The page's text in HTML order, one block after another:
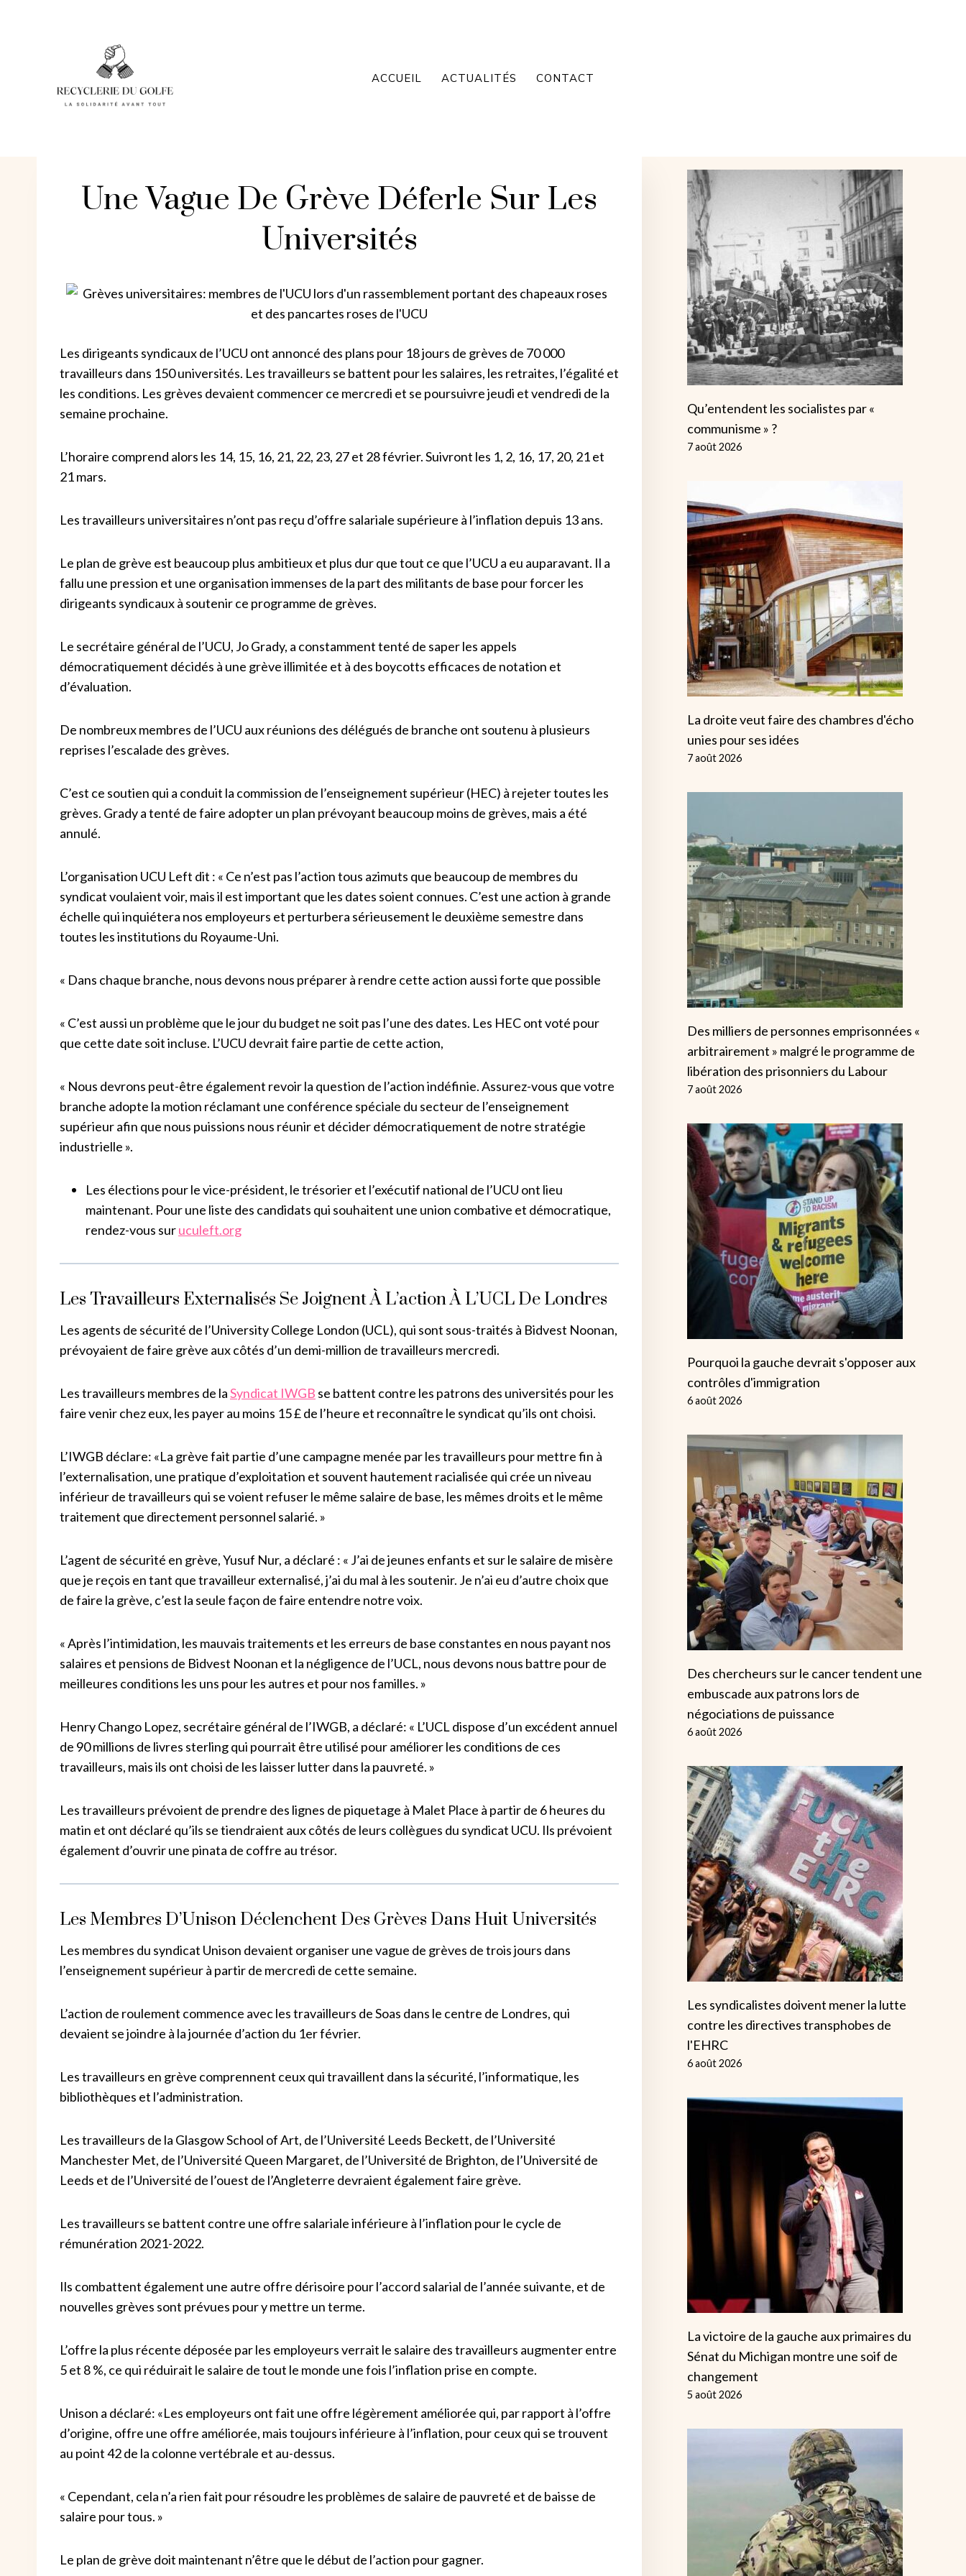
ACCUEIL ACTUALITÉS CONTACT
Une Vague De Grève Déferle Sur Les
Universités
Les dirigeants syndicaux de l’UCU ont annoncé des plans pour 18 jours de grèves de 70 000
travailleurs dans 150 universités. Les travailleurs se battent pour les salaires, les retraites, l’égalité et
les conditions. Les grèves devaient commencer ce mercredi et se poursuivre jeudi et vendredi de la
semaine prochaine.
L’horaire comprend alors les 14, 15, 16, 21, 22, 23, 27 et 28 février. Suivront les 1, 2, 16, 17, 20, 21 et
21 mars.
Les travailleurs universitaires n’ont pas reçu d’offre salariale supérieure à l’inflation depuis 13 ans.
Le plan de grève est beaucoup plus ambitieux et plus dur que tout ce que l’UCU a eu auparavant. Il a
fallu une pression et une organisation immenses de la part des militants de base pour forcer les
dirigeants syndicaux à soutenir ce programme de grèves.
Le secrétaire général de l’UCU, Jo Grady, a constamment tenté de saper les appels
démocratiquement décidés à une grève illimitée et à des boycotts efficaces de notation et
d’évaluation.
De nombreux membres de l’UCU aux réunions des délégués de branche ont soutenu à plusieurs
reprises l’escalade des grèves.
C’est ce soutien qui a conduit la commission de l’enseignement supérieur (HEC) à rejeter toutes les
grèves. Grady a tenté de faire adopter un plan prévoyant beaucoup moins de grèves, mais a été
annulé.
L’organisation UCU Left dit : « Ce n’est pas l’action tous azimuts que beaucoup de membres du
syndicat voulaient voir, mais il est important que les dates soient connues. C’est une action à grande
échelle qui inquiétera nos employeurs et perturbera sérieusement le deuxième semestre dans
toutes les institutions du Royaume-Uni.
« Dans chaque branche, nous devons nous préparer à rendre cette action aussi forte que possible
« C’est aussi un problème que le jour du budget ne soit pas l’une des dates. Les HEC ont voté pour
que cette date soit incluse. L’UCU devrait faire partie de cette action,
« Nous devrons peut-être également revoir la question de l’action indéfinie. Assurez-vous que votre
branche adopte la motion réclamant une conférence spéciale du secteur de l’enseignement
supérieur afin que nous puissions nous réunir et décider démocratiquement de notre stratégie
industrielle ».
Les élections pour le vice-président, le trésorier et l’exécutif national de l’UCU ont lieu
maintenant. Pour une liste des candidats qui souhaitent une union combative et démocratique,
rendez-vous suruculeft.org
Les Travailleurs Externalisés Se Joignent À L’action À L’UCL De Londres
Les agents de sécurité de l’University College London (UCL), qui sont sous-traités à Bidvest Noonan,
prévoyaient de faire grève aux côtés d’un demi-million de travailleurs mercredi.
Les travailleurs membres de laSyndicat IWGB se battent contre les patrons des universités pour les
faire venir chez eux, les payer au moins 15 £ de l’heure et reconnaître le syndicat qu’ils ont choisi.
L’IWGB déclare: «La grève fait partie d’une campagne menée par les travailleurs pour mettre fin à
l’externalisation, une pratique d’exploitation et souvent hautement racialisée qui crée un niveau
inférieur de travailleurs qui se voient refuser le même salaire de base, les mêmes droits et le même
traitement que directement personnel salarié. »
L’agent de sécurité en grève, Yusuf Nur, a déclaré : « J’ai de jeunes enfants et sur le salaire de misère
que je reçois en tant que travailleur externalisé, j’ai du mal à les soutenir. Je n’ai eu d’autre choix que
de faire la grève, c’est la seule façon de faire entendre notre voix.
« Après l’intimidation, les mauvais traitements et les erreurs de base constantes en nous payant nos
salaires et pensions de Bidvest Noonan et la négligence de l’UCL, nous devons nous battre pour de
meilleures conditions les uns pour les autres et pour nos familles. »
Henry Chango Lopez, secrétaire général de l’IWGB, a déclaré: « L’UCL dispose d’un excédent annuel
de 90 millions de livres sterling qui pourrait être utilisé pour améliorer les conditions de ces
travailleurs, mais ils ont choisi de les laisser lutter dans la pauvreté. »
Les travailleurs prévoient de prendre des lignes de piquetage à Malet Place à partir de 6 heures du
matin et ont déclaré qu’ils se tiendraient aux côtés de leurs collègues du syndicat UCU. Ils prévoient
également d’ouvrir une pinata de coffre au trésor.
Les Membres D’Unison Déclenchent Des Grèves Dans Huit Universités
Les membres du syndicat Unison devaient organiser une vague de grèves de trois jours dans
l’enseignement supérieur à partir de mercredi de cette semaine.
L’action de roulement commence avec les travailleurs de Soas dans le centre de Londres, qui
devaient se joindre à la journée d’action du 1er février.
Les travailleurs en grève comprennent ceux qui travaillent dans la sécurité, l’informatique, les
bibliothèques et l’administration.
Les travailleurs de la Glasgow School of Art, de l’Université Leeds Beckett, de l’Université
Manchester Met, de l’Université Queen Margaret, de l’Université de Brighton, de l’Université de
Leeds et de l’Université de l’ouest de l’Angleterre devraient également faire grève.
Les travailleurs se battent contre une offre salariale inférieure à l’inflation pour le cycle de
rémunération 2021-2022.
Ils combattent également une autre offre dérisoire pour l’accord salarial de l’année suivante, et de
nouvelles grèves sont prévues pour y mettre un terme.
L’offre la plus récente déposée par les employeurs verrait le salaire des travailleurs augmenter entre
5 et 8 %, ce qui réduirait le salaire de tout le monde une fois l’inflation prise en compte.
Unison a déclaré: «Les employeurs ont fait une offre légèrement améliorée qui, par rapport à l’offre
d’origine, offre une offre améliorée, mais toujours inférieure à l’inflation, pour ceux qui se trouvent
au point 42 de la colonne vertébrale et au-dessus.
« Cependant, cela n’a rien fait pour résoudre les problèmes de salaire de pauvreté et de baisse de
salaire pour tous. »
Le plan de grève doit maintenant n’être que le début de l’action pour gagner.
Qu’entendent les socialistes par «
communisme » ?
7 août 2026
La droite veut faire des chambres d'écho
unies pour ses idées
7 août 2026
Des milliers de personnes emprisonnées «
arbitrairement » malgré le programme de
libération des prisonniers du Labour
7 août 2026
Pourquoi la gauche devrait s'opposer aux
contrôles d'immigration
6 août 2026
Des chercheurs sur le cancer tendent une
embuscade aux patrons lors de
négociations de puissance
6 août 2026
Les syndicalistes doivent mener la lutte
contre les directives transphobes de
l'EHRC
6 août 2026
La victoire de la gauche aux primaires du
Sénat du Michigan montre une soif de
changement
5 août 2026